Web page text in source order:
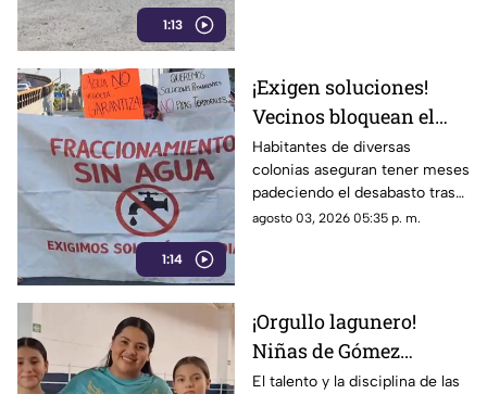
1:13
1:14
¡Exigen soluciones!
Vecinos bloquean el
Periférico de Torreón
por severa falta de agua
Habitantes de diversas
colonias aseguran tener meses
padeciendo el desabasto tras
el colapso del pozo Fidel
agosto 03, 2026 05:35 p. m.
¡Orgullo lagunero!
Niñas de Gómez
Palacio hacen historia
El talento y la disciplina de las